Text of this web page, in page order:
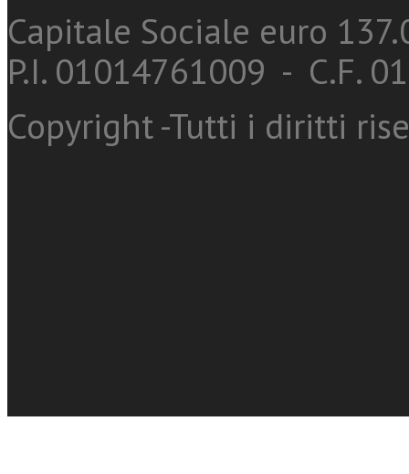
Capitale Sociale euro
P.I. 01014761009 - C.F.
Copyright -Tutti i diritti